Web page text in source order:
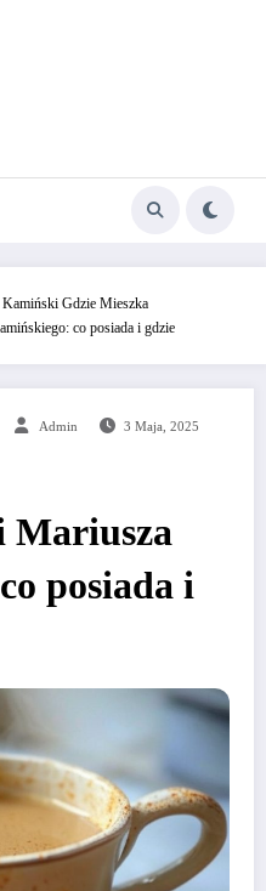
Gdzie Mieszka
co posiada i gdzie
Admin 3 Maja, 2025
Mariusza
posiada i